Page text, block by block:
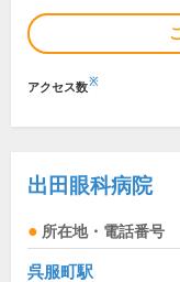
アクセス数※
出田眼科病院
所在地・電話番号
呉服町駅